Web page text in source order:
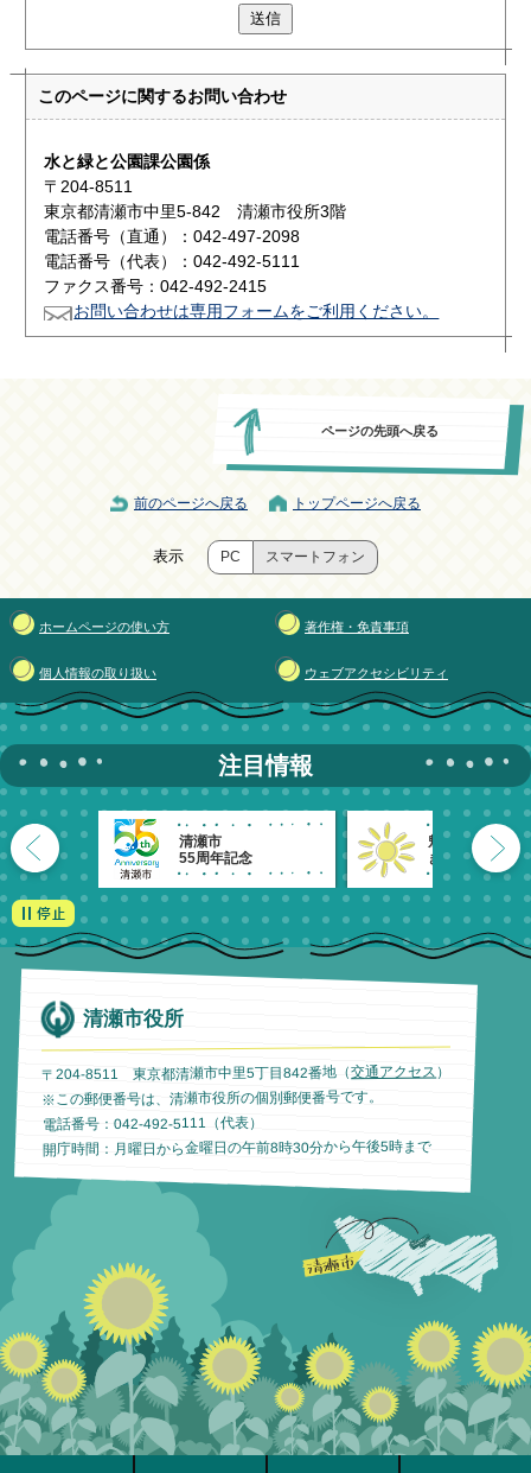
送信
このページに関するお問い合わせ
水と緑と公園課公園係
〒204-8511
東京都清瀬市中里5-842 清瀬市役所3階
電話番号（直通）：042-497-2098
電話番号（代表）：042-492-5111
ファクス番号：042-492-2415
お問い合わせは専用フォームをご利用ください。
ページの先頭へ戻る
前のページへ戻る トップページへ戻る
表示 PC スマートフォン
ホームページの使い方 著作権・免責事項
個人情報の取り扱い ウェブアクセシビリティ
注目情報
清瀬市
55周年記念
魅力発信！
きよせのーと。
清瀬市役所
〒204-8511 東京都清瀬市中里5丁目842番地（交通アクセス ）
※この郵便番号は、清瀬市役所の個別郵便番号です。
電話番号：042-492-5111（代表）
開庁時間：月曜日から金曜日の午前8時30分から午後5時まで